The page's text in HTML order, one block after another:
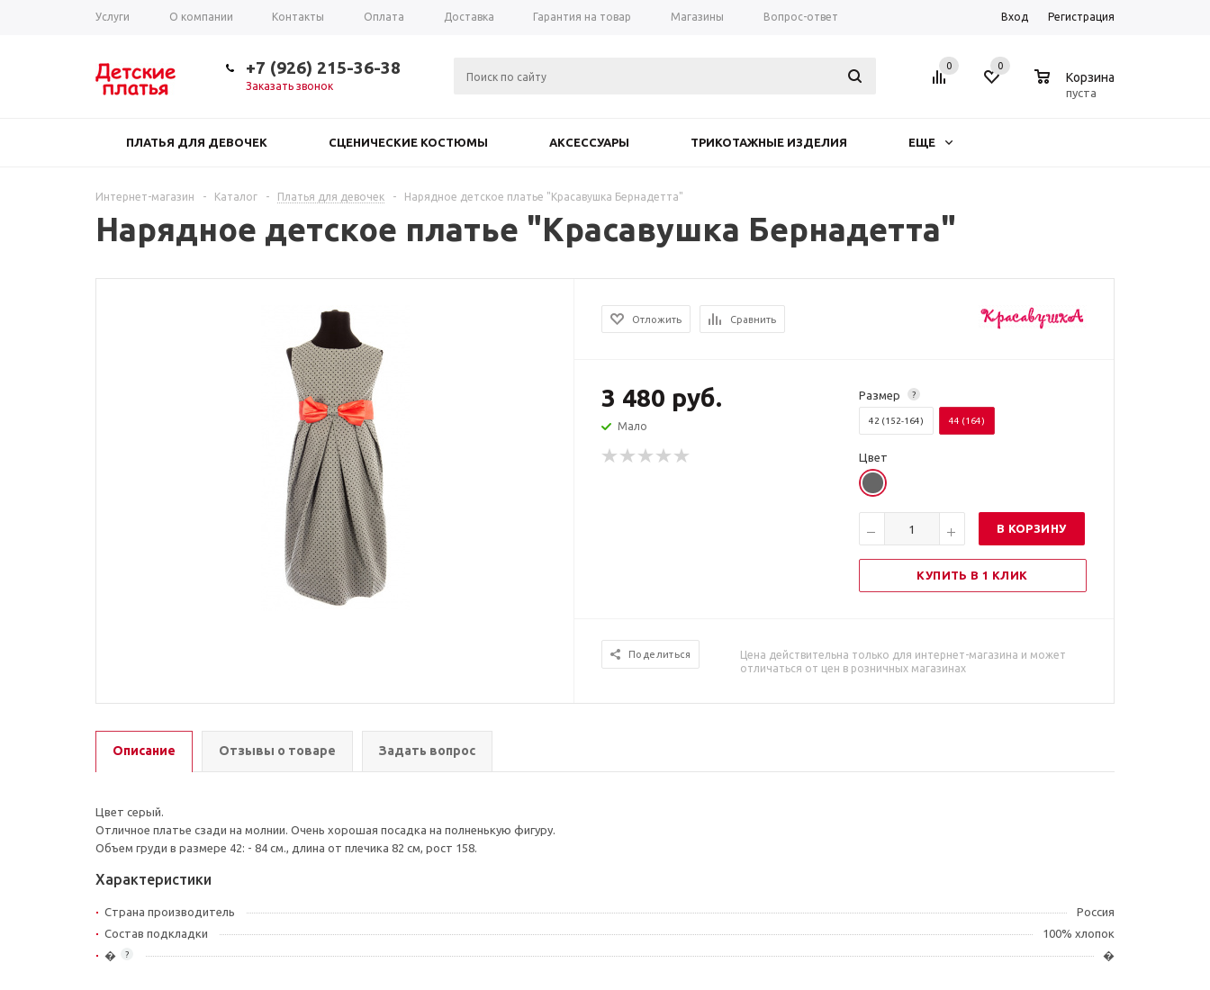
Услуги О компании Контакты Оплата Доставка Гарантия на товар Магазины Вопрос-ответ Вход Регистрация
+7 (926) 215-36-38
Заказать звонок
0 0
Корзина
пуста
ПЛАТЬЯ ДЛЯ ДЕВОЧЕК СЦЕНИЧЕСКИЕ КОСТЮМЫ АКСЕССУАРЫ ТРИКОТАЖНЫЕ ИЗДЕЛИЯ ЕЩЕ
Интернет-магазин - Каталог - Платья для девочек - Нарядное детское платье "Красавушка Бернадетта"
Нарядное детское платье "Красавушка Бернадетта"
Отложить Сравнить
3 480 руб.
Мало
?
Размер
42 (152-164) 44 (164)
Цвет
В КОРЗИНУ
КУПИТЬ В 1 КЛИК
Поделиться
Цена действительна только для интернет-магазина и может
отличаться от цен в розничных магазинах
Описание Отзывы о товаре Задать вопрос
Цвет серый.
Отличное платье сзади на молнии. Очень хорошая посадка на полненькую фигуру.
Объем груди в размере 42: - 84 см., длина от плечика 82 см, рост 158.
Характеристики
Страна производитель
Россия
Состав подкладки
100% хлопок
?
� �